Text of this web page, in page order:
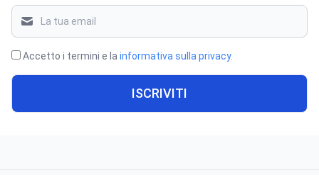
Accetto i termini e lainformativa sulla privacy.
ISCRIVITI